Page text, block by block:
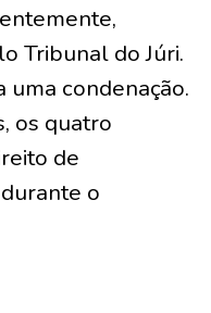
Tribunal do Júri.
condenação.
os quatro
de
o